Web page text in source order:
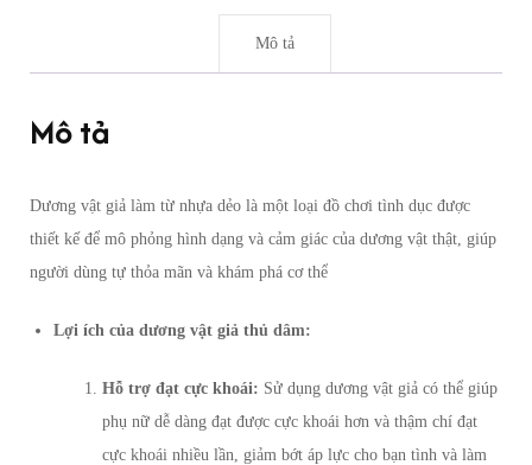
Mô tả
Mô tả
Dương vật giả làm từ nhựa dẻo là một loại đồ chơi tình dục được
thiết kế để mô phỏng hình dạng và cảm giác của dương vật thật, giúp
người dùng tự thỏa mãn và khám phá cơ thể
Lợi ích của dương vật giả thủ dâm:
Hỗ trợ đạt cực khoái: Sử dụng dương vật giả có thể giúp
phụ nữ dễ dàng đạt được cực khoái hơn và thậm chí đạt
cực khoái nhiều lần, giảm bớt áp lực cho bạn tình và làm